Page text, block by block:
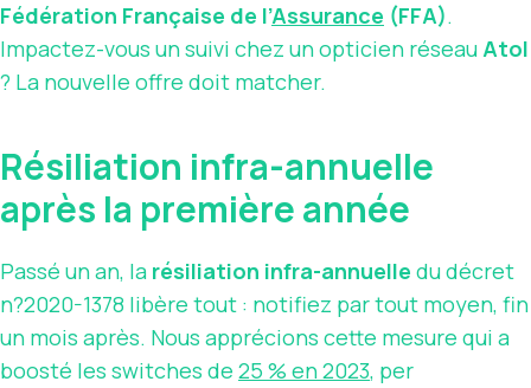
Fédération Française de l’Assurance (FFA).
Impactez-vous un suivi chez un opticien réseauAtol
? La nouvelle offre doit matcher.
Résiliation infra-annuelle
après la première année
Passé un an, la résiliation infra-annuelle du décret
n?2020-1378 libère tout : notifiez par tout moyen, fin
un mois après. Nous apprécions cette mesure qui a
boosté les switches de 25 % en 2023, per